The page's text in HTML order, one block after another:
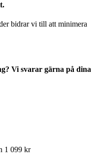
bidrar vi till att minimera
Vi svarar gärna på dina
1 099 kr